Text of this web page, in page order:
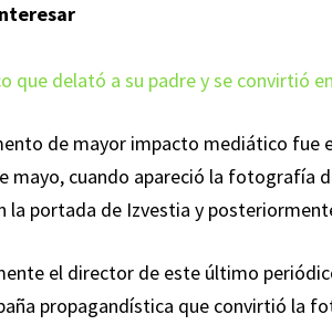
que delató a su padre y se convirtió
de mayor impacto mediático fue
mayo, cuando apareció la fotografía
la portada de Izvestia y
el director de este último
propagandística que convirtió la